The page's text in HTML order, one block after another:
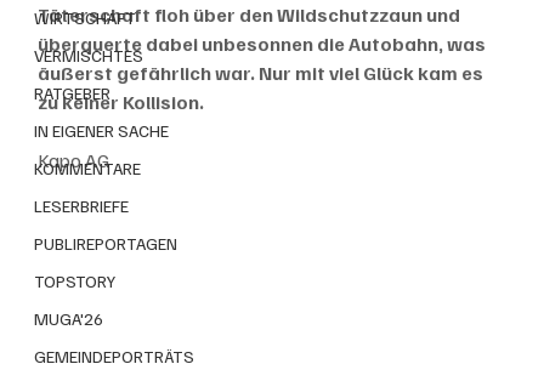
WIRTSCHAFT
VERMISCHTES
RATGEBER
IN EIGENER SACHE
KOMMENTARE
LESERBRIEFE
PUBLIREPORTAGEN
TOPSTORY
MUGA'26
GEMEINDEPORTRÄTS
Täterschaft floh über den Wildschutzzaun und
überquerte dabei unbesonnen die Autobahn, was
äußerst gefährlich war. Nur mit viel Glück kam es
zu keiner Kollision.
Kapo AG